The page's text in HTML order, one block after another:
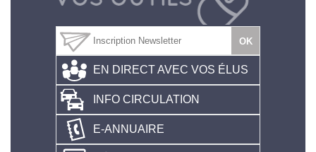
EN DIRECT AVEC VOS ÉLUS
INFO CIRCULATION
E-ANNUAIRE